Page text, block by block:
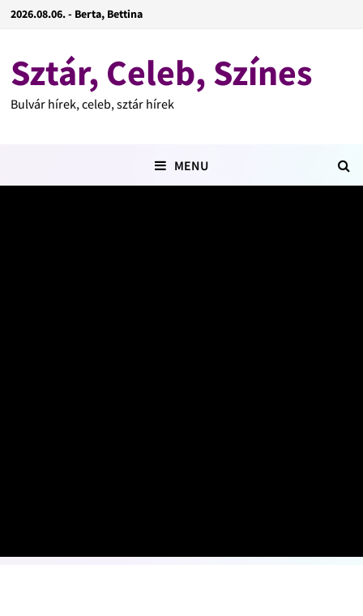
2026.08.06. - Berta, Bettina
Sztár, Celeb, Színes
Bulvár hírek, celeb, sztár hírek
MENU